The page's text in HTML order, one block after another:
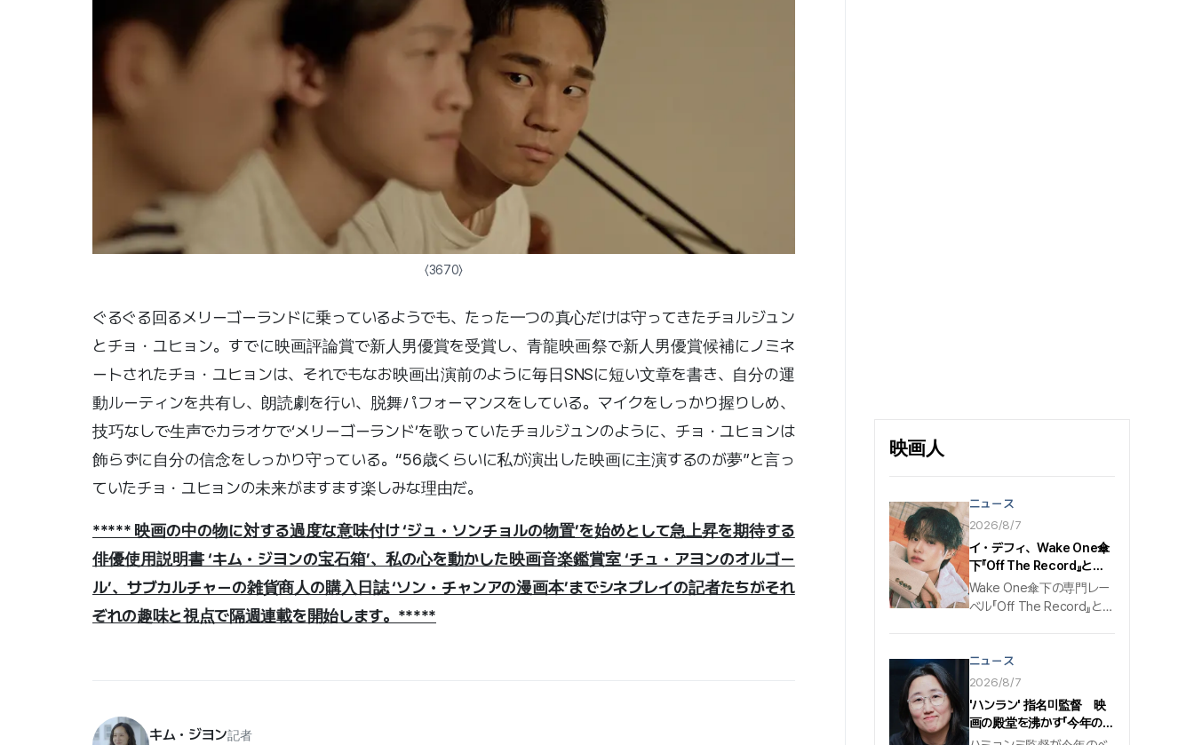
〈3670〉
ぐるぐる回るメリーゴーランドに乗っているようでも、たった一つの真心だけは守ってきたチョルジュン
とチョ・ユヒョン。すでに映画評論賞で新人男優賞を受賞し、青龍映画祭で新人男優賞候補にノミネ
ートされたチョ・ユヒョンは、それでもなお映画出演前のように毎日SNSに短い文章を書き、自分の運
動ルーティンを共有し、朗読劇を行い、脱舞パフォーマンスをしている。マイクをしっかり握りしめ、
技巧なしで生声でカラオケで‘メリーゴーランド’を歌っていたチョルジュンのように、チョ・ユヒョンは
飾らずに自分の信念をしっかり守っている。“56歳くらいに私が演出した映画に主演するのが夢”と言っ
ていたチョ・ユヒョンの未来がますます楽しみな理由だ。
***** 映画の中の物に対する過度な意味付け ‘ジュ・ソンチョルの物置’を始めとして急上昇を期待する
俳優使用説明書 ‘キム・ジヨンの宝石箱’、私の心を動かした映画音楽鑑賞室 ‘チュ・アヨンのオルゴー
ル’、サブカルチャーの雑貨商人の購入日誌 ‘ソン・チャンアの漫画本’までシネプレイの記者たちがそれ
ぞれの趣味と視点で隔週連載を開始します。*****
キム・ジヨン記者
映画人
ニュース
2026/8/7
イ・デフィ、Wake One傘
下『Off The Record』と専
属契約確定…オールラウン
ダー・アーティストのソロ
Wake One傘下の専門レー
ベル『Off The Record』と手
AB6IX（エイビシックス）
出身の歌手、イ・デフィが
ソロ・アーティストとして
新たな飛躍に乗り出す. 7
日、CJ ENMの音楽子会社
ニュース
2026/8/7
'ハンラン' 指名미監督 映
画の殿堂を沸かす「今年のベ
クデルエイリアン」部門に選